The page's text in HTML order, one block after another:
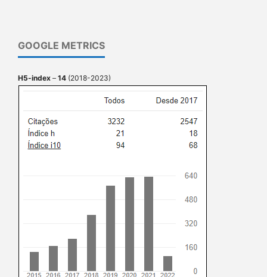
GOOGLE METRICS
H5-index – 14 (2018-2023)